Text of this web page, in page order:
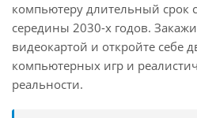
компьютеру длительный срок
середины 2030-х годов.
видеокартой и откройте себе
компьютерных игр и
реальности.